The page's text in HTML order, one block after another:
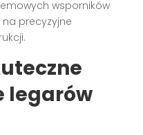
wsporników
precyzyjne
legarów